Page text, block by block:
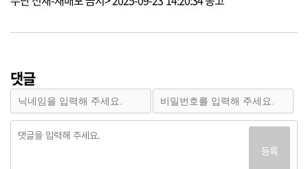
댓글
등록